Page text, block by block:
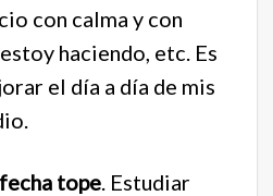
con calma y con
haciendo, etc. Es
el día a día de mis
tope. Estudiar